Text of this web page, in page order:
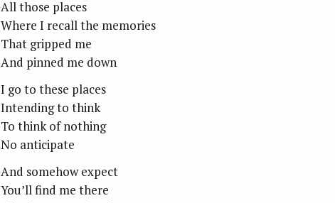
All those places
Where I recall the memories
That gripped me
And pinned me down
I go to these places
Intending to think
To think of nothing
No anticipate
And somehow expect
You’ll find me there